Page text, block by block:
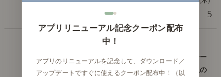
5
【わたしの愛用品】北欧ヴィンテー
ジのようなテレビボードで、理想の
アプリリニューアル記念クーポン配布
中！
アプリのリニューアルを記念して、ダウンロード／
アップデートですぐに使えるクーポン配布中！（以